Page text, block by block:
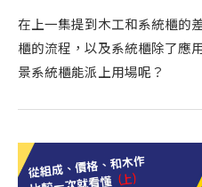
在上一集提到木工和系統櫃的
櫃的流程，以及系統櫃除了應
景系統櫃能派上用場呢？